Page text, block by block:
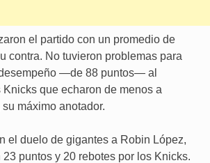
el partido con un promedio de
contra. No tuvieron problemas para
—de 88 puntos— al
que echaron de menos a
máximo anotador.
el duelo de gigantes a Robin López,
puntos y 20 rebotes por los Knicks.